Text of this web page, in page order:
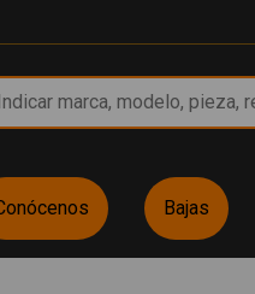
Bajas